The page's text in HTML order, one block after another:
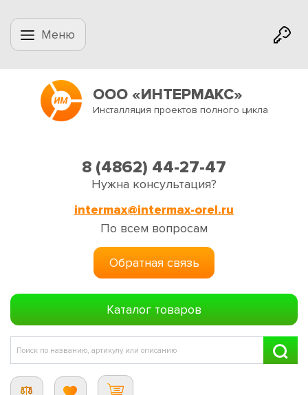
Меню
ООО «ИНТЕРМАКС»
Инсталляция проектов полного цикла
8 (4862) 44-27-47
Нужна консультация?
intermax@intermax-orel.ru
По всем вопросам
Обратная связь
Каталог товаров